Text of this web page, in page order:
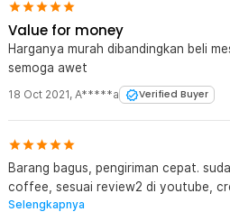
Value for money
Harganya murah dibandingkan beli
semoga awet
18 Oct 2021, A*****a Verified Buyer
Barang bagus, pengiriman cepat.
coffee, sesuai review2 di youtube,
kopinya enak..blm coba utk kapsul
Selengkapnya